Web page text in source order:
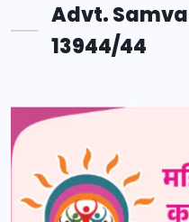
Advt.
13944/44